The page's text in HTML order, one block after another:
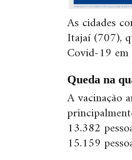
As cidades
Itajaí (707),
Covid-19 em
Queda na
A vacinação
13.382
15.159